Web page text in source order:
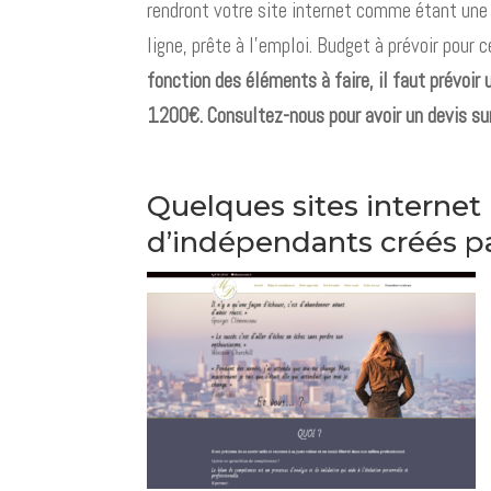
rendront votre site internet comme étant
ligne, prête à l’emploi. Budget à prévoir pour
fonction des éléments à faire, il faut prévoir
1200€. Consultez-nous pour avoir un devis
Quelques sites internet
d’indépendants créés